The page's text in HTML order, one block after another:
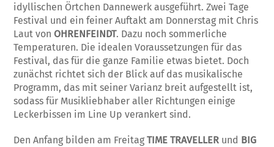
idyllischen Örtchen Dannewerk ausgeführt. Zwei Tage
Festival und ein feiner Auftakt am Donnerstag mit Chris
Laut von OHRENFEINDT. Dazu noch sommerliche
Temperaturen. Die idealen Voraussetzungen für das
Festival, das für die ganze Familie etwas bietet. Doch
zunächst richtet sich der Blick auf das musikalische
Programm, das mit seiner Varianz breit aufgestellt ist,
sodass für Musikliebhaber aller Richtungen einige
Leckerbissen im Line Up verankert sind.
Den Anfang bilden am FreitagTIME TRAVELLER und BIG